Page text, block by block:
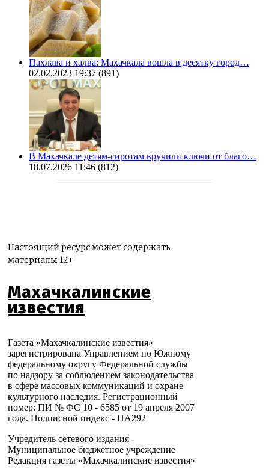
Пахлава и халва: Махачкала вошла в десятку город…
02.02.2023 19:37 (891)
В Махачкале детям-сиротам вручили ключи от благо…
18.07.2026 11:46 (812)
Настоящий ресурс может содержать
материалы 12+
Махачкалинские
известия
Газета «Махачкалинские известия»
зарегистрирована Управлением по Южному
федеральному округу Федеральной службы
по надзору за соблюдением законодательства
в сфере массовых коммуникаций и охране
культурного наследия. Регистрационный
номер: ПИ № ФС 10 - 6585 от 19 апреля 2007
года. Подписной индекс - ПА292
Учредитель сетевого издания -
Муниципальное бюджетное учреждение
Редакция газеты «Махачкалинские известия»